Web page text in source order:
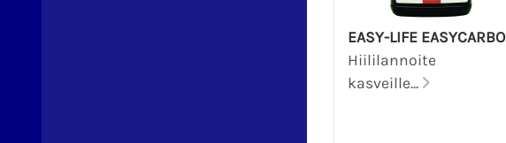
EASY-LIFE EASYCARBO
Hiililannoite
kasveille...